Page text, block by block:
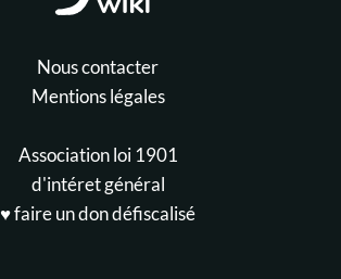
Nous contacter
Mentions légales
Association loi 1901
d'intéret général
♥️ faire un don défiscalisé